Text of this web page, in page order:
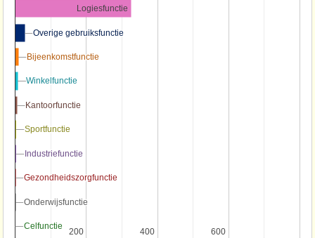
200
200 400
400 600
600
Logiesfunctie
Overige gebruiksfunctie
Overige gebruiksfunctie
Bijeenkomstfunctie
Bijeenkomstfunctie
Winkelfunctie
Winkelfunctie
Kantoorfunctie
Kantoorfunctie
Sportfunctie
Sportfunctie
Industriefunctie
Industriefunctie
Gezondheidszorgfunctie
Gezondheidszorgfunctie
Onderwijsfunctie
Onderwijsfunctie
Celfunctie
Celfunctie